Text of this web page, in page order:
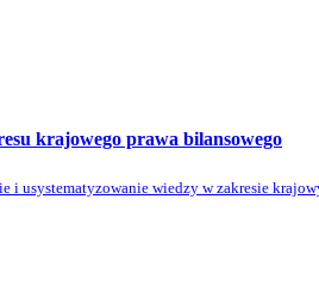
krajowego prawa bilansowego
i usystematyzowanie wiedzy w zakresie